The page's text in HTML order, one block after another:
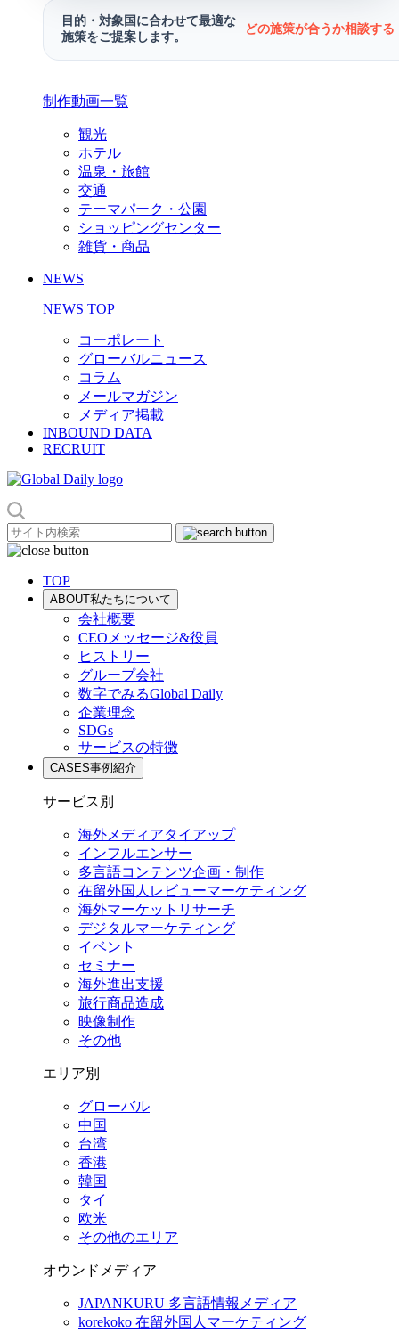
目的・対象国に合わせて最適な
施策をご提案します。
どの施策が合うか相談す
制作動画一覧
観光
ホテル
温泉・旅館
交通
テーマパーク・公園
ショッピングセンター
雑貨・商品
NEWS
NEWS TOP
コーポレート
グローバルニュース
コラム
メールマガジン
メディア掲載
INBOUND DATA
RECRUIT
TOP
ABOUT私たちについて
会社概要
CEOメッセージ&役員
ヒストリー
グループ会社
数字でみるGlobal Daily
企業理念
SDGs
サービスの特徴
CASES事例紹介
サービス別
海外メディアタイアップ
インフルエンサー
多言語コンテンツ企画・制作
在留外国⼈レビューマーケティング
海外マーケットリサーチ
デジタルマーケティング
イベント
セミナー
海外進出支援
旅行商品造成
映像制作
その他
エリア別
グローバル
中国
台湾
香港
韓国
タイ
欧米
その他のエリア
オウンドメディア
JAPANKURU 多言語情報メディア
korekoko 在留外国人マーケティング